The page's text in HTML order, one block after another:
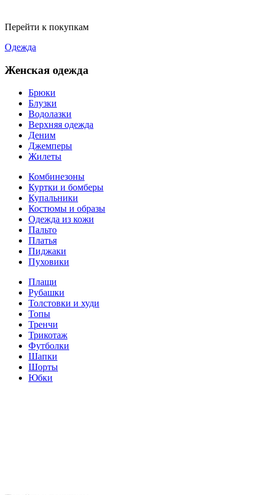
Перейти к покупкам
Одежда
Женская одежда
Брюки
Блузки
Водолазки
Верхняя одежда
Деним
Джемперы
Жилеты
Комбинезоны
Куртки и бомберы
Купальники
Костюмы и образы
Одежда из кожи
Пальто
Платья
Пиджаки
Пуховики
Плащи
Рубашки
Толстовки и худи
Топы
Тренчи
Трикотаж
Футболки
Шапки
Шорты
Юбки